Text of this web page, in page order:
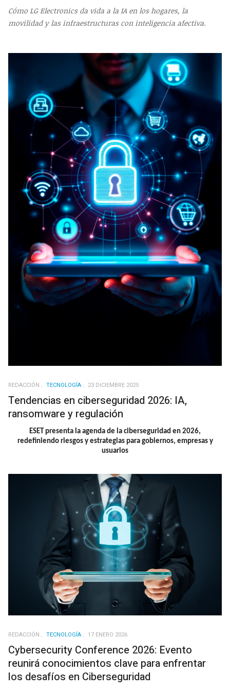
Cómo LG Electronics da vida a la IA en los hogares, la
movilidad y las infraestructuras con inteligencia afectiva.
REDACCIÓN TECNOLOGÍA 23 DICIEMBRE 2025
Tendencias en ciberseguridad 2026: IA,
ransomware y regulación
ESET presenta la agenda de la ciberseguridad en 2026,
redefiniendo riesgos y estrategias para gobiernos, empresas y
usuarios
REDACCIÓN TECNOLOGÍA 17 ENERO 2026
Cybersecurity Conference 2026: Evento
reunirá conocimientos clave para enfrentar
los desafíos en Ciberseguridad